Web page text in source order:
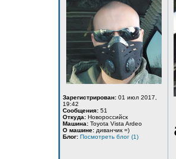
Зарегистрирован: 01 июл 2017,
19:42
Сообщения: 51
Откуда: Новороссийск
Машина: Toyota Vista Ardeo
О машине: диванчик =)
Блог: Посмотреть блог (1)